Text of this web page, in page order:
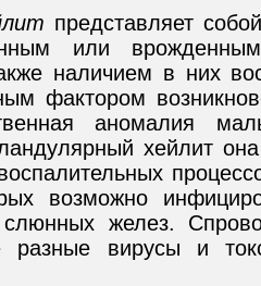
представляет
или
наличием в них
фактором
аномалия
хейлит
возможно
желез.
разные вирусы и